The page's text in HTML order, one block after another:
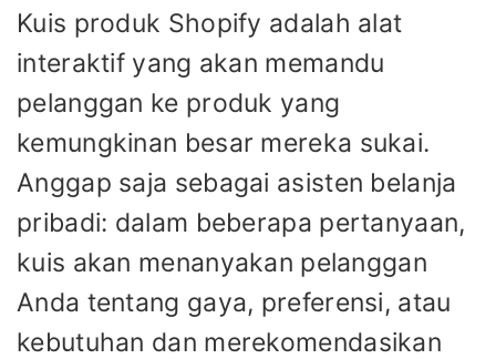
Kuis produk Shopify adalah alat
interaktif yang akan memandu
pelanggan ke produk yang
kemungkinan besar mereka sukai.
Anggap saja sebagai asisten belanja
pribadi: dalam beberapa pertanyaan,
kuis akan menanyakan pelanggan
Anda tentang gaya, preferensi, atau
kebutuhan dan merekomendasikan